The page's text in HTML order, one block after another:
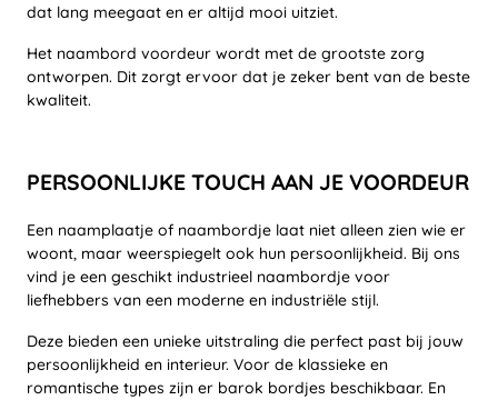
dat lang meegaat en er altijd mooi uitziet.
Het naambord voordeur wordt met de grootste zorg
ontworpen. Dit zorgt ervoor dat je zeker bent van de beste
kwaliteit.
PERSOONLIJKE TOUCH AAN JE VOORDEUR
Een naamplaatje of naambordje laat niet alleen zien wie er
woont, maar weerspiegelt ook hun persoonlijkheid. Bij ons
vind je een geschikt industrieel naambordje voor
liefhebbers van een moderne en industriële stijl.
Deze bieden een unieke uitstraling die perfect past bij jouw
persoonlijkheid en interieur. Voor de klassieke en
romantische types zijn er barok bordjes beschikbaar. En